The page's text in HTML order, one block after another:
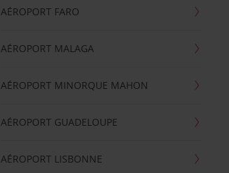
AÉROPORT FARO
AÉROPORT MALAGA
AÉROPORT MINORQUE MAHON
AÉROPORT GUADELOUPE
AÉROPORT LISBONNE